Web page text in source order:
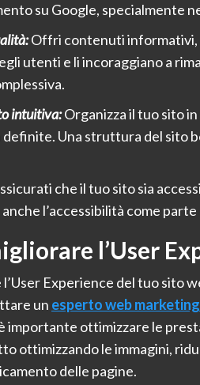
su Google, specialmente
Offri contenuti informativi,
utenti e li incoraggiano a
intuitiva:Organizza il tuo sito
Una struttura del sito
che il tuo sito sia
l’accessibilità come
l’User
Experience del tuo sito
un esperto web marketing
importante ottimizzare le
ottimizzando le immagini,
delle pagine.